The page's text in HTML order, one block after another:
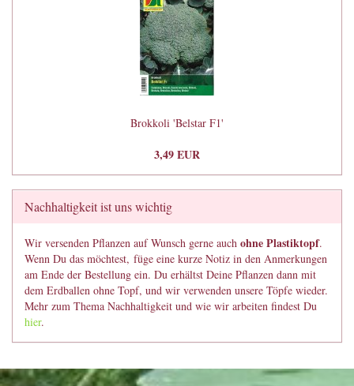
Brokkoli 'Belstar F1'
3,49 EUR
Nachhaltigkeit ist uns wichtig
Wir versenden Pflanzen auf Wunsch gerne auch ohne Plastiktopf.
Wenn Du das möchtest, füge eine kurze Notiz in den Anmerkungen
am Ende der Bestellung ein. Du erhältst Deine Pflanzen dann mit
dem Erdballen ohne Topf, und wir verwenden unsere Töpfe wieder.
Mehr zum Thema Nachhaltigkeit und wie wir arbeiten findest Du
hier.